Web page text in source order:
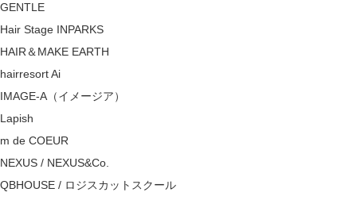
GENTLE
Hair Stage INPARKS
HAIR＆MAKE EARTH
hairresort Ai
IMAGE-A（イメージア）
Lapish
m de COEUR
NEXUS / NEXUS&Co.
QBHOUSE / ロジスカットスクール